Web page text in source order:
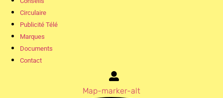
Circulaire
Publicité Télé
Marques
Documents
Contact
Map-marker-alt